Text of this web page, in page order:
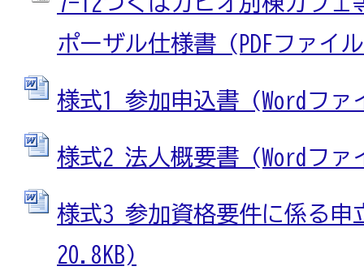
ポーザル仕様書 (PDFファイ
様式1 参加申込書 (Wordファ
様式2 法人概要書 (Wordファ
様式3 参加資格要件に係る申
20.8KB)